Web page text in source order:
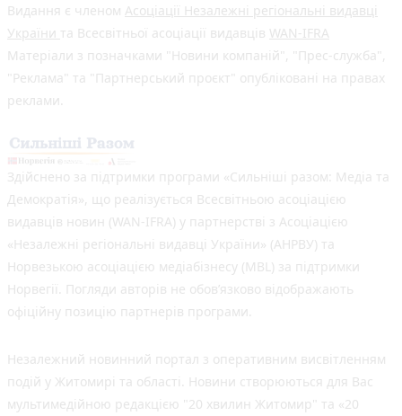
Видання є членом Асоціації Незалежні регіональні видавці
України та Всесвітньої асоціації видавців WAN-IFRA
Матеріали з позначками "Новини компаній", "Прес-служба",
"Реклама" та "Партнерський проєкт" опубліковані на правах
реклами.
Здійснено за підтримки програми «Сильніші разом: Медіа та
Демократія», що реалізується Всесвітньою асоціацією
видавців новин (WAN-IFRA) у партнерстві з Асоціацією
«Незалежні регіональні видавці України» (АНРВУ) та
Норвезькою асоціацією медіабізнесу (MBL) за підтримки
Норвегії. Погляди авторів не обов’язково відображають
офіційну позицію партнерів програми.
Незалежний новинний портал з оперативним висвітленням
подій у Житомирі та області. Новини створюються для Вас
мультимедійною редакцією "20 хвилин Житомир" та «20